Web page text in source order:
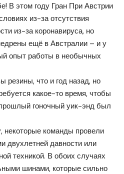
В этом году Гран При Австрии
из-за отсутствия
из-за коронавируса, но
ещё в Австралии – и у
опыт работы в необычных
что и год назад, но
какое-то время, чтобы
гоночный уик-энд был
некоторые команды провели
двухлетней давности или
техникой. В обоих случаях
шинами, которые сильно